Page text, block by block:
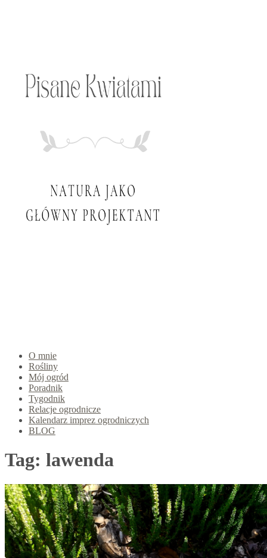
O mnie
Rośliny
Mój ogród
Poradnik
Tygodnik
Relacje ogrodnicze
Kalendarz imprez ogrodniczych
BLOG
Tag: lawenda